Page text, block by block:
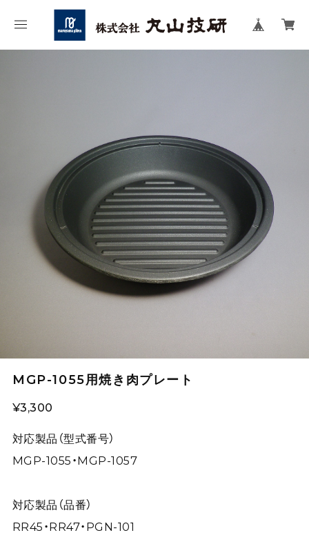
MGP-1055用焼き肉プレート
¥3,300
対応製品（型式番号）
MGP-1055・MGP-1057
対応製品（品番）
RR45・RR47・PGN-101